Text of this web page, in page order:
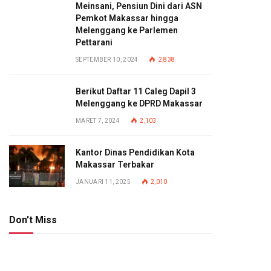
Meinsani, Pensiun Dini dari ASN
Pemkot Makassar hingga
Melenggang ke Parlemen
Pettarani
SEPTEMBER 10, 2024 2,838
Berikut Daftar 11 Caleg Dapil 3
Melenggang ke DPRD Makassar
MARET 7, 2024 2,103
Kantor Dinas Pendidikan Kota
Makassar Terbakar
JANUARI 11, 2025 2,010
Don't Miss